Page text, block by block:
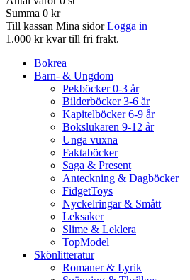
Summa 0 kr
Till kassan Mina sidor Logga in
1.000 kr kvar till fri frakt.
Bokrea
Barn- & Ungdom
Pekböcker 0-3 år
Bilderböcker 3-6 år
Kapitelböcker 6-9 år
Bokslukaren 9-12 år
Unga vuxna
Faktaböcker
Saga & Present
Anteckning & Dagböcker
FidgetToys
Nyckelringar & Smått
Leksaker
Slime & Leklera
TopModel
Skönlitteratur
Romaner & Lyrik